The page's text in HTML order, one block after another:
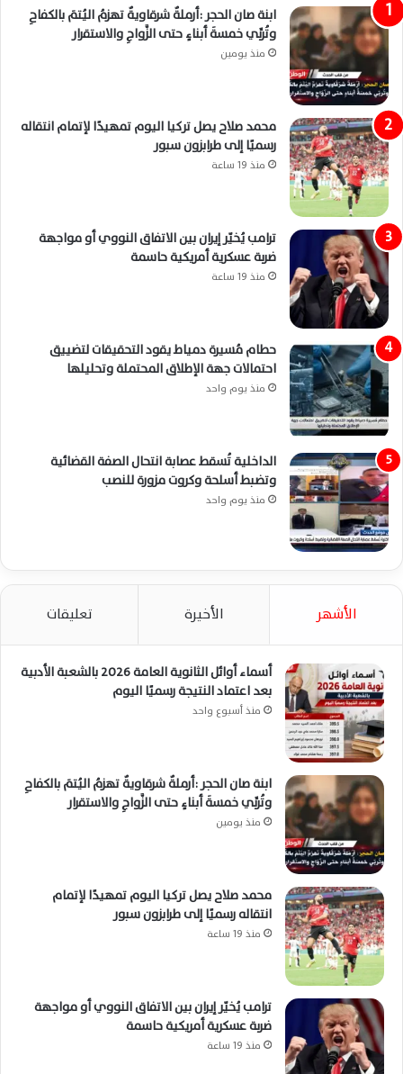
ابنة صان الحجر :أرملةٌ شرقاويةٌ تهزمُ اليُتمَ بالكفاحِ
وتُربِّي خمسةَ أبناءٍ حتى الزَّواجِ والاستقرار
منذ يومين
محمد صلاح يصل تركيا اليوم تمهيدًا لإتمام انتقاله
رسميًا إلى طرابزون سبور
منذ 19 ساعة
ترامب يُخيّر إيران بين الاتفاق النووي أو مواجهة
ضربة عسكرية أمريكية حاسمة
منذ 19 ساعة
حطام مُسيرة دمياط يقود التحقيقات لتضييق
احتمالات جهة الإطلاق المحتملة وتحليلها
منذ يوم واحد
الداخلية تُسقط عصابة انتحال الصفة القضائية
وتضبط أسلحة وكروت مزورة للنصب
منذ يوم واحد
الأشهر الأخيرة تعليقات
أسماء أوائل الثانوية العامة 2026 بالشعبة الأدبية
بعد اعتماد النتيجة رسميًا اليوم
منذ أسبوع واحد
ابنة صان الحجر :أرملةٌ شرقاويةٌ تهزمُ اليُتمَ بالكفاحِ
وتُربِّي خمسةَ أبناءٍ حتى الزَّواجِ والاستقرار
منذ يومين
محمد صلاح يصل تركيا اليوم تمهيدًا لإتمام
انتقاله رسميًا إلى طرابزون سبور
منذ 19 ساعة
ترامب يُخيّر إيران بين الاتفاق النووي أو مواجهة
ضربة عسكرية أمريكية حاسمة
منذ 19 ساعة